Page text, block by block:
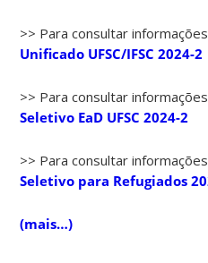
>> Para consultar
Unificado UFSC/IFSC 2024-2
>> Para consultar
Seletivo EaD UFSC 2024-2
>> Para consultar
Seletivo para Refugiados
(mais…)